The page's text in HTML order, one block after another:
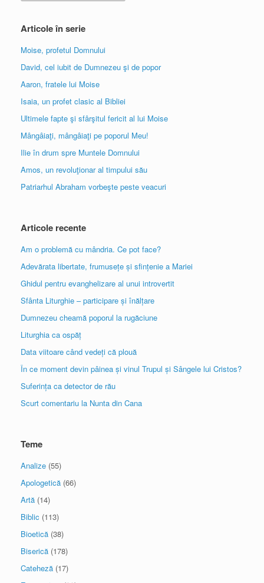
Articole în serie
Moise, profetul Domnului
David, cel iubit de Dumnezeu şi de popor
Aaron, fratele lui Moise
Isaia, un profet clasic al Bibliei
Ultimele fapte şi sfârşitul fericit al lui Moise
Mângâiaţi, mângâiaţi pe poporul Meu!
Ilie în drum spre Muntele Domnului
Amos, un revoluţionar al timpului său
Patriarhul Abraham vorbeşte peste veacuri
Articole recente
Am o problemă cu mândria. Ce pot face?
Adevărata libertate, frumusețe și sfințenie a Mariei
Ghidul pentru evanghelizare al unui introvertit
Sfânta Liturghie – participare și înălțare
Dumnezeu cheamă poporul la rugăciune
Liturghia ca ospăț
Data viitoare când vedeți că plouă
În ce moment devin pâinea și vinul Trupul și Sângele lui Cristos?
Suferința ca detector de rău
Scurt comentariu la Nunta din Cana
Teme
Analize (55)
Apologetică (66)
Artă (14)
Biblic (113)
Bioetică (38)
Biserică (178)
Cateheză (17)